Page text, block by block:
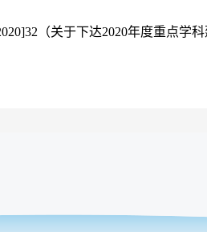
（关于下达2020年度重点学